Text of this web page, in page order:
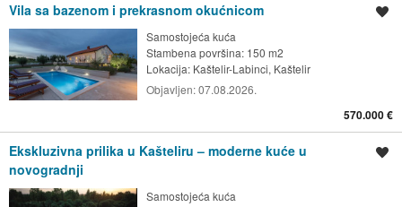
Vila sa bazenom i prekrasnom okućnicom
Samostojeća kuća
Stambena površina: 150 m2
Lokacija: Kaštelir-Labinci, Kaštelir
Objavljen:07.08.2026.
570.000 €
Ekskluzivna prilika u Kašteliru – moderne kuće u
novogradnji
Samostojeća kuća